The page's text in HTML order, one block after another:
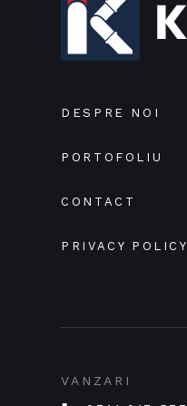
DESPRE NOI
PORTOFOLIU
CONTACT
PRIVACY POLICY
VANZARI